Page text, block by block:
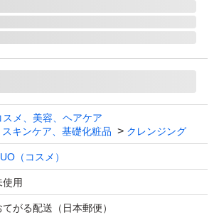
スメ、美容、ヘアケア
スキンケア、基礎化粧品
クレンジング
（コスメ）
使用
てがる配送（日本郵便）